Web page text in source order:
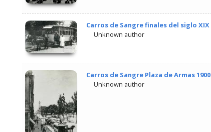
Carros de Sangre finales del siglo XIX
Unknown author
Carros de Sangre Plaza de Armas 1900
Unknown author